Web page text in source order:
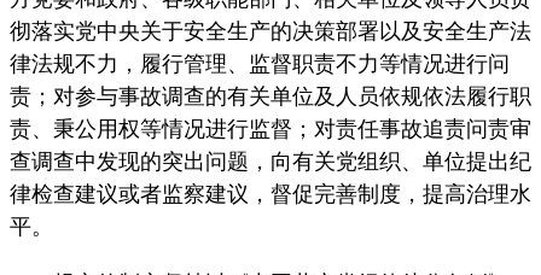
彻落实党中央关于安全生产的决策部署以及安全生产法
律法规不力，履行管理、监督职责不力等情况进行问
责；对参与事故调查的有关单位及人员依规依法履行职
责、秉公用权等情况进行监督；对责任事故追责问责审
查调查中发现的突出问题，向有关党组织、单位提出纪
律检查建议或者监察建议，督促完善制度，提高治理水
平。